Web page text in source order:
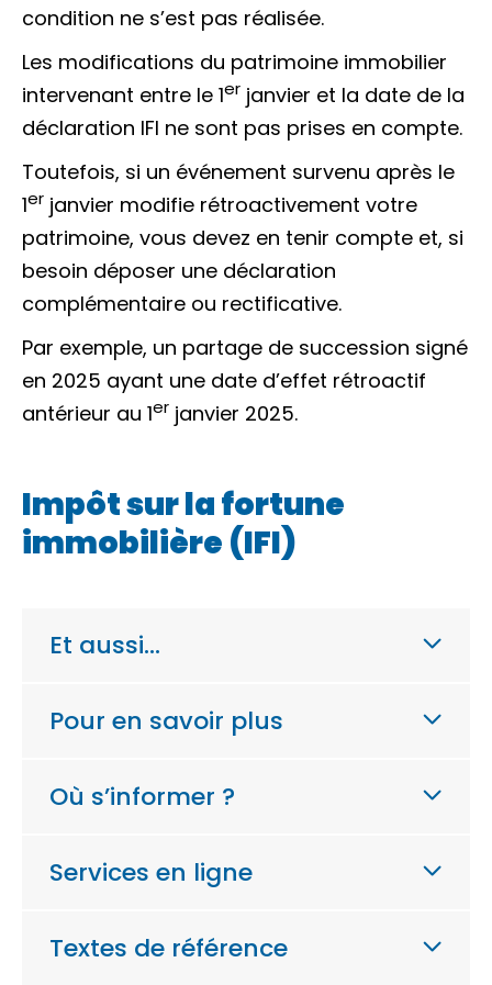
condition ne s’est pas réalisée.
Les modifications du patrimoine immobilier
intervenant entre le 1er janvier et la date de la
déclaration IFI ne sont pas prises en compte.
Toutefois, si un événement survenu après le
1er janvier modifie rétroactivement votre
patrimoine, vous devez en tenir compte et, si
besoin déposer une déclaration
complémentaire ou rectificative.
Par exemple, un partage de succession signé
en 2025 ayant une date d’effet rétroactif
antérieur au 1er janvier 2025.
Impôt sur la fortune
immobilière (IFI)
Et aussi…
Pour en savoir plus
Où s’informer ?
Services en ligne
Textes de référence